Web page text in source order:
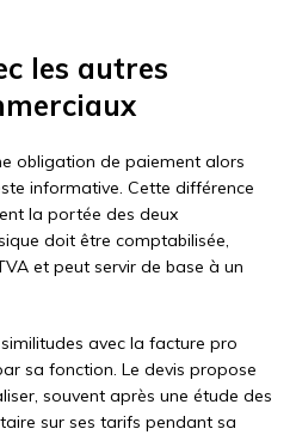
les autres
obligation de paiement alors
informative. Cette différence
la portée des deux
doit être comptabilisée,
et peut servir de base à un
avec la facture pro
sa fonction. Le devis propose
souvent après une étude des
sur ses tarifs pendant sa